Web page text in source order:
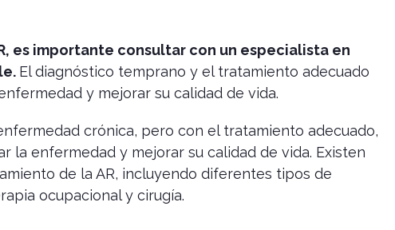
es importante consultar con un especialista en
El diagnóstico temprano y el tratamiento adecuado
y mejorar su calidad de vida.
crónica, pero con el tratamiento adecuado,
la enfermedad y mejorar su calidad de vida. Existen
de la AR, incluyendo diferentes tipos de
ocupacional y cirugía.